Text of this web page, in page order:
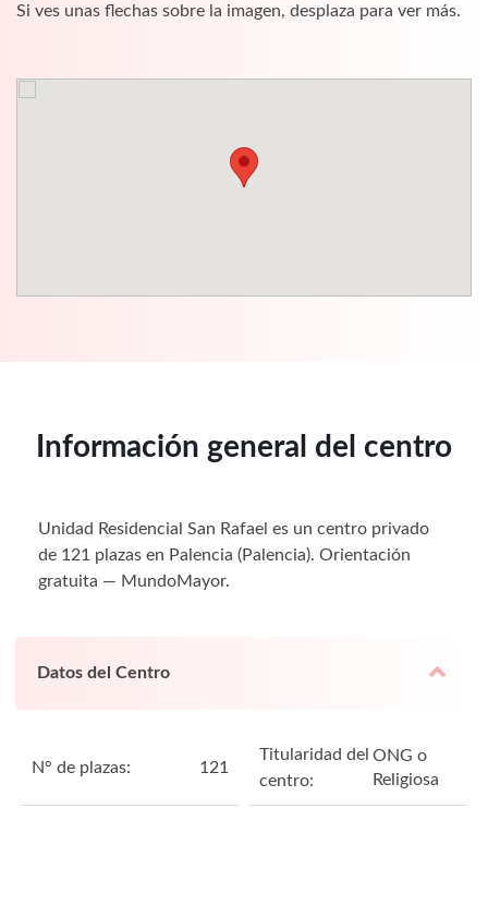
Si ves unas flechas sobre la imagen, desplaza para ver más.
Información general del centro
Unidad Residencial San Rafael es un centro privado
de 121 plazas en Palencia (Palencia). Orientación
gratuita — MundoMayor.
Datos del Centro
N° de plazas: 121
Titularidad del
centro:
ONG o
Religiosa